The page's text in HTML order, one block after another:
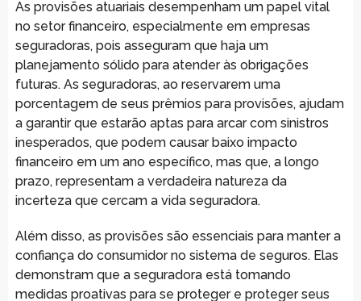
As provisões atuariais desempenham um papel vital
no setor financeiro, especialmente em empresas
seguradoras, pois asseguram que haja um
planejamento sólido para atender às obrigações
futuras. As seguradoras, ao reservarem uma
porcentagem de seus prêmios para provisões, ajudam
a garantir que estarão aptas para arcar com sinistros
inesperados, que podem causar baixo impacto
financeiro em um ano específico, mas que, a longo
prazo, representam a verdadeira natureza da
incerteza que cercam a vida seguradora.
Além disso, as provisões são essenciais para manter a
confiança do consumidor no sistema de seguros. Elas
demonstram que a seguradora está tomando
medidas proativas para se proteger e proteger seus